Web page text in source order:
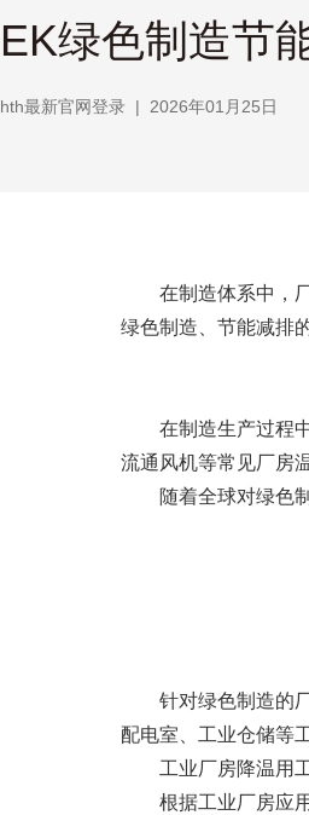
EK绿色制造节
hth最新官网登录 | 2026年01月25日
在制造体系中，
绿色制造、节能减排
在制造生产过程
流通风机等常见厂房
随着全球对绿色
针对绿色制造的
配电室、工业仓储等
工业厂房降温用
根据工业厂房应